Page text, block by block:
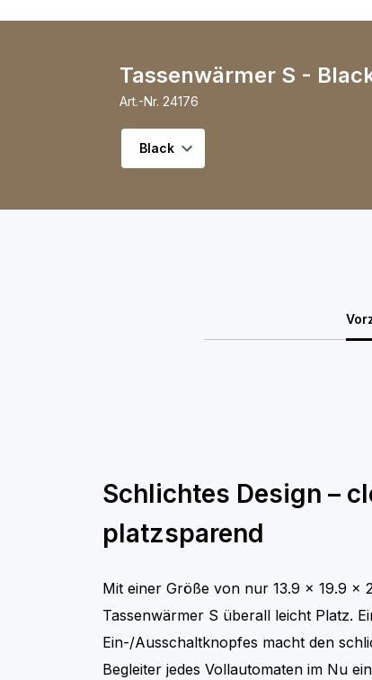
Variante wählen
Tassenwärmer S -
Art.-Nr. 24176
Schlichtes Design –
platzsparend
Mit einer Größe von nur 13.9 x 19.9 x
Tassenwärmer S überall leicht Platz.
Ein-/Ausschaltknopfes macht den
Begleiter jedes Vollautomaten im Nu